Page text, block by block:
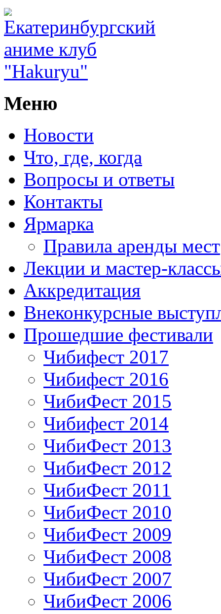
Меню
Новости
Что, где, когда
Вопросы и ответы
Контакты
Ярмарка
Правила аренды мест
Лекции и мастер-
Аккредитация
Внеконкурсные
Прошедшие фестивали
Чибифест 2017
Чибифест 2016
ЧибиФест 2015
Чибифест 2014
ЧибиФест 2013
ЧибиФест 2012
ЧибиФест 2011
ЧибиФест 2010
ЧибиФест 2009
ЧибиФест 2008
ЧибиФест 2007
ЧибиФест 2006